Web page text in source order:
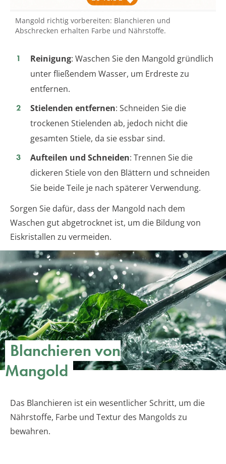
Mangold richtig vorbereiten: Blanchieren und
Abschrecken erhalten Farbe und Nährstoffe.
Reinigung: Waschen Sie den Mangold gründlich
unter fließendem Wasser, um Erdreste zu
entfernen.
Stielenden entfernen: Schneiden Sie die
trockenen Stielenden ab, jedoch nicht die
gesamten Stiele, da sie essbar sind.
Aufteilen und Schneiden: Trennen Sie die
dickeren Stiele von den Blättern und schneiden
Sie beide Teile je nach späterer Verwendung.
Sorgen Sie dafür, dass der Mangold nach dem
Waschen gut abgetrocknet ist, um die Bildung von
Eiskristallen zu vermeiden.
Blanchieren von
Mangold
Das Blanchieren ist ein wesentlicher Schritt, um die
Nährstoffe, Farbe und Textur des Mangolds zu
bewahren.